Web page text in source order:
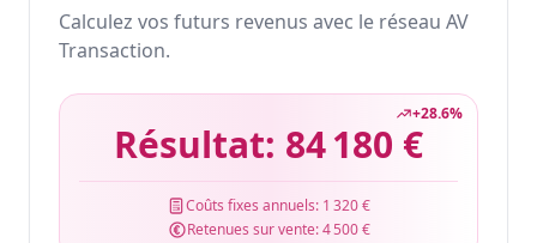
Calculez vos futurs revenus avec le réseau AV
Transaction.
+28.6%
Résultat: 84 180 €
Coûts fixes annuels: 1 320 €
Retenues sur vente:4 500 €